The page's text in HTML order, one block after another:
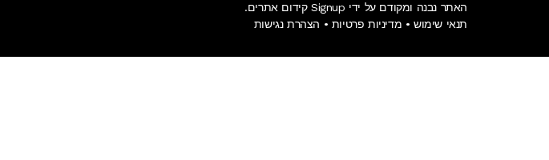
האתר נבנה ומקודם על ידי Signup קידום אתרים.
תנאי שימוש • מדיניות פרטיות • הצהרת נגישות